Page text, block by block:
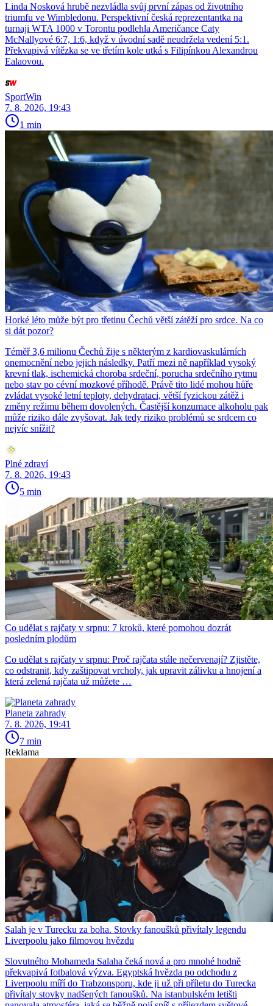
Linda Nosková hrubě nezvládla svůj první zápas od životního
triumfu ve Wimbledonu. Perspektivní česká reprezentantka na
turnaji WTA 1000 v Torontu podlehla Američance Caty
McNallyové 6:7, 1:6, když v úvodní sadě neudržela vedení 5:1.
Překvapivá vítězka se ve třetím kole utká s Filipínkou Alexandrou
Ealaovou.
SportWin
7. 8. 2026, 19:43
1 min
Horké léto může být pro třetinu Čechů větší zátěží pro srdce. Na co
si dát pozor?
Téměř 3,6 milionu Čechů žije s některým z kardiovaskulárních
onemocnění nebo jejich následky. Patří mezi ně například vysoký
krevní tlak, ischemická choroba srdeční, porucha srdečního rytmu
nebo stav po cévní mozkové příhodě. Právě tito lidé mohou hůře
zvládat vysoké letní teploty, dehydrataci, větší fyzickou zátěž i
změny režimu během dovolených. Častější konzumace alkoholu pak
může riziko dále zvyšovat. Jak tedy riziko problémů se srdcem co
nejvíc snížit?
Plné zdraví
7. 8. 2026, 19:43
5 min
Co udělat s rajčaty v srpnu: 7 kroků, které pomohou dozrát
posledním plodům
Co udělat s rajčaty v srpnu: Proč rajčata stále nečervenají? Zjistěte,
co odstranit, kdy zaštipovat vrcholy, jak upravit zálivku a hnojení a
která zelená rajčata už můžete …
Planeta zahrady
7. 8. 2026, 19:41
7 min
Reklama
Salah je v Turecku za boha. Stovky fanoušků přivítaly legendu
Liverpoolu jako filmovou hvězdu
Slovutného Mohameda Salaha čeká nová a pro mnohé hodně
překvapivá fotbalová výzva. Egyptská hvězda po odchodu z
Liverpoolu míří do Trabzonsporu, kde ji už při příletu do Turecka
přivítaly stovky nadšených fanoušků. Na istanbulském letišti